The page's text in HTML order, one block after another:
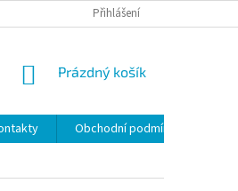
Přihlášení
NÁKUPNÍ
Prázdný košík
Obchodní podmínky